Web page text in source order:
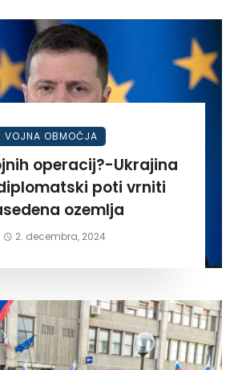
VOJNA OBMOČJA
operacij?-Ukrajina
poti vrniti
ozemlja
2. decembra, 2024